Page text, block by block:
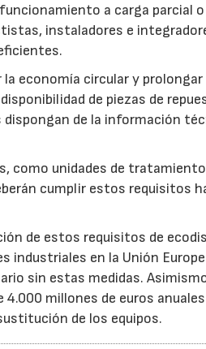
a carga parcial
instaladores e
economía circular y prolongar
de piezas de
de la información
unidades de tratamiento
cumplir estos requisitos
de estos requisitos de
industriales en la Unión
sin estas medidas.
millones de euros
de los equipos.